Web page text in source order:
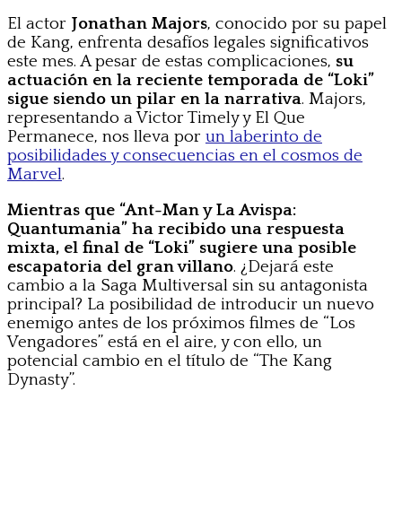
El actor Jonathan Majors, conocido por su papel
de Kang, enfrenta desafíos legales significativos
este mes. A pesar de estas complicaciones, su
actuación en la reciente temporada de “Loki”
sigue siendo un pilar en la narrativa. Majors,
representando a Victor Timely y El Que
Permanece, nos lleva por un laberinto de
posibilidades y consecuencias en el cosmos de
Marvel.
Mientras que “Ant-Man y La Avispa:
Quantumania” ha recibido una respuesta
mixta, el final de “Loki” sugiere una posible
escapatoria del gran villano. ¿Dejará este
cambio a la Saga Multiversal sin su antagonista
principal? La posibilidad de introducir un nuevo
enemigo antes de los próximos filmes de “Los
Vengadores” está en el aire, y con ello, un
potencial cambio en el título de “The Kang
Dynasty”.